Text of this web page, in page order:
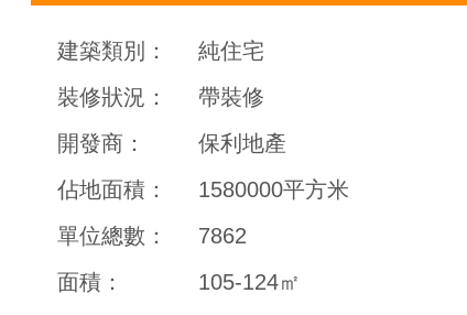
建築類別：
純住宅
裝修狀況：
帶裝修
開發商：
保利地產
佔地面積：
1580000平方米
單位總數：
7862
面積：
105-124㎡